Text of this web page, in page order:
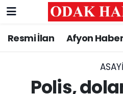
Resmi İlan Afyon
Polis,
AFYONKARAHİSAR
ASAYİŞ
Nöbetçi Eczaneler
Trafik Durumu